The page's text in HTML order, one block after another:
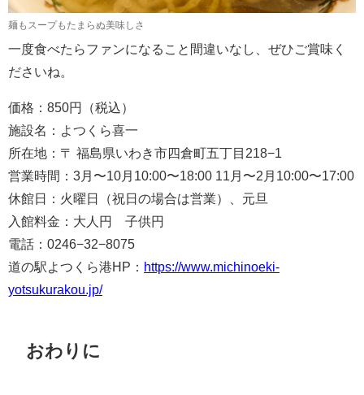
麺もスープもたまらぬ美味しさ
一度食べたらファンになること間違いなし、ぜひご賞味く
ださいね。
価格：850円（税込）
施設名：よつくら喜一
所在地：〒 福島県いわき市四倉町五丁目218−1
営業時間：3月〜10月10:00〜18:00 11月〜2月10:00〜17:00
休館日：火曜日（祝日の場合は営業）、元旦
入館料金：大人円 子供円
電話：0246−32−8075
道の駅よつくら港HP： https://www.michinoeki-
yotsukurakou.jp/
おわりに